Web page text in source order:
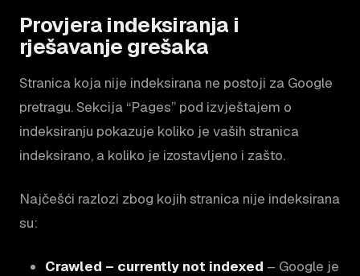
Provjera indeksiranja i
rješavanje grešaka
Stranica koja nije indeksirana ne postoji za Google
pretragu. Sekcija “Pages” pod izvještajem o
indeksiranju pokazuje koliko je vaših stranica
indeksirano, a koliko je izostavljeno i zašto.
Najčešći razlozi zbog kojih stranica nije indeksirana
su:
Crawled – currently not indexed – Google je